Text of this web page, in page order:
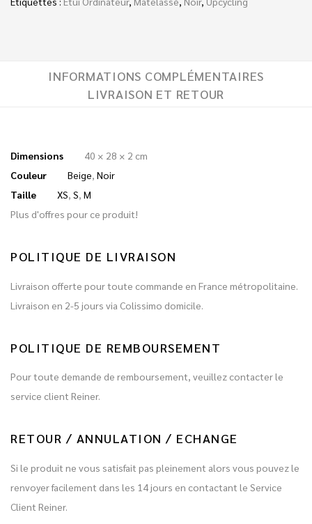
INFORMATIONS COMPLÉMENTAIRES
LIVRAISON ET RETOUR
Dimensions
40 × 28 × 2 cm
Couleur
Beige, Noir
Taille
XS, S, M
Plus d'offres pour ce produit!
POLITIQUE DE LIVRAISON
Livraison offerte pour toute commande en France métropolitaine.
Livraison en 2-5 jours via Colissimo domicile.
POLITIQUE DE REMBOURSEMENT
Pour toute demande de remboursement, veuillez contacter le
service client Reiner.
RETOUR / ANNULATION / ECHANGE
Si le produit ne vous satisfait pas pleinement alors vous pouvez le
renvoyer facilement dans les 14 jours en contactant le Service
Client Reiner.